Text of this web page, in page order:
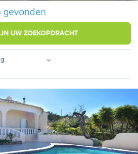
gevonden
UW ZOEKOPDRACHT